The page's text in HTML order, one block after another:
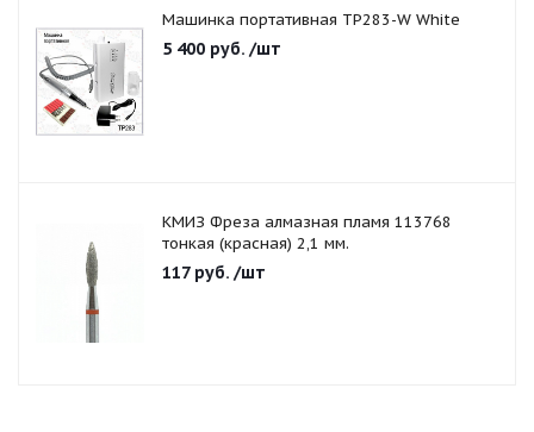
Машинка портативная TP283-W White
5 400 руб. /шт
КМИЗ Фреза алмазная пламя 113768
тонкая (красная) 2,1 мм.
117руб. /шт